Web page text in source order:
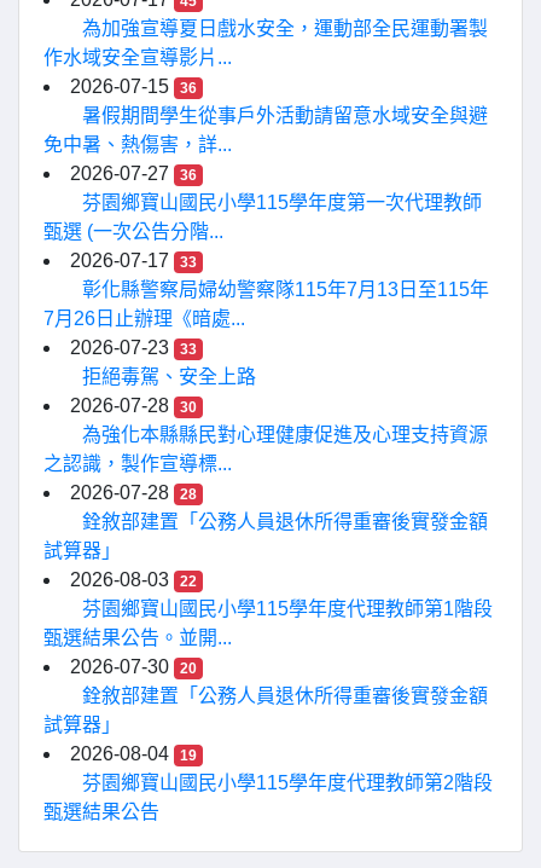
為加強宣導夏日戲水安全，運動部全民運動署製
作水域安全宣導影片...
2026-07-15
36
暑假期間學生從事戶外活動請留意水域安全與避
免中暑、熱傷害，詳...
2026-07-27
36
芬園鄉寶山國民小學115學年度第一次代理教師
甄選 (一次公告分階...
2026-07-17
33
彰化縣警察局婦幼警察隊115年7月13日至115年
7月26日止辦理《暗處...
2026-07-23
33
拒絕毒駕、安全上路
2026-07-28
30
為強化本縣縣民對心理健康促進及心理支持資源
之認識，製作宣導標...
2026-07-28
28
銓敘部建置「公務人員退休所得重審後實發金額
試算器」
2026-08-03
22
芬園鄉寶山國民小學115學年度代理教師第1階段
甄選結果公告。並開...
2026-07-30
20
銓敘部建置「公務人員退休所得重審後實發金額
試算器」
2026-08-04
19
芬園鄉寶山國民小學115學年度代理教師第2階段
甄選結果公告